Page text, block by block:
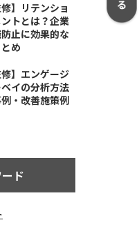
修】リテンショ
トとは？企業
止に効果的な
め
修】エンゲージ
イの分析方法
・改善施策例
ド